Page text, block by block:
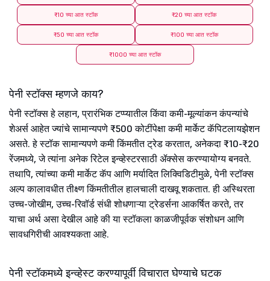
₹10 च्या आत स्टॉक ₹20 च्या आत स्टॉक
₹50 च्या आत स्टॉक ₹100 च्या आत स्टॉक
₹1000 च्या आत स्टॉक
पेनी स्टॉक्स म्हणजे काय?
पेनी स्टॉक्स हे लहान, प्रारंभिक टप्प्यातील किंवा कमी-मूल्यांकन कंपन्यांचे
शेअर्स आहेत ज्यांचे सामान्यपणे ₹500 कोटींपेक्षा कमी मार्केट कॅपिटलायझेशन
असते. हे स्टॉक सामान्यपणे कमी किंमतीत ट्रेड करतात, अनेकदा ₹10-₹20
रेंजमध्ये, जे त्यांना अनेक रिटेल इन्व्हेस्टरसाठी ॲक्सेस करण्यायोग्य बनवते.
तथापि, त्यांच्या कमी मार्केट कॅप आणि मर्यादित लिक्विडिटीमुळे, पेनी स्टॉक्स
अल्प कालावधीत तीक्ष्ण किंमतीतील हालचाली दाखवू शकतात. ही अस्थिरता
उच्च-जोखीम, उच्च-रिवॉर्ड संधी शोधणाऱ्या ट्रेडर्सना आकर्षित करते, तर
याचा अर्थ असा देखील आहे की या स्टॉकला काळजीपूर्वक संशोधन आणि
सावधगिरीची आवश्यकता आहे.
पेनी स्टॉकमध्ये इन्व्हेस्ट करण्यापूर्वी विचारात घेण्याचे घटक